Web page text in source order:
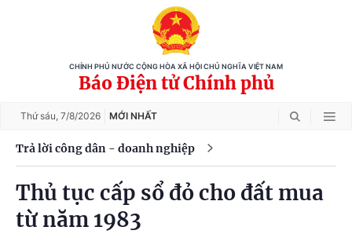
CHÍNH PHỦ NƯỚC CỘNG HÒA XÃ HỘI CHỦ NGHĨA VIỆT NAM
Báo Điện tử Chính phủ
Thứ sáu, 7/8/2026 MỚI NHẤT
Trả lời công dân - doanh nghiệp
Thủ tục cấp sổ đỏ cho đất mua
từ năm 1983